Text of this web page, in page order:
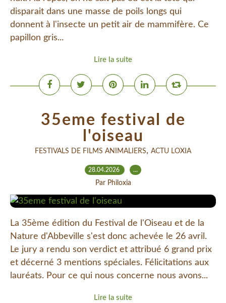
disparait dans une masse de poils longs qui
donnent à l'insecte un petit air de mammifère. Ce
papillon gris...
Lire la suite
35eme festival de
l'oiseau
FESTIVALS DE FILMS ANIMALIERS, ACTU LOXIA
28.04.2026 …
Par Philoxia
La 35ème édition du Festival de l'Oiseau et de la
Nature d'Abbeville s'est donc achevée le 26 avril.
Le jury a rendu son verdict et attribué 6 grand prix
et décerné 3 mentions spéciales. Félicitations aux
lauréats. Pour ce qui nous concerne nous avons...
Lire la suite